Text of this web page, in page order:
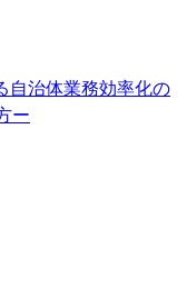
自治体業務効率化の
ー